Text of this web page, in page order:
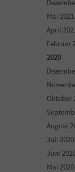
Mai
April
Februar
2020
Oktober
August
Juli
Juni
Mai